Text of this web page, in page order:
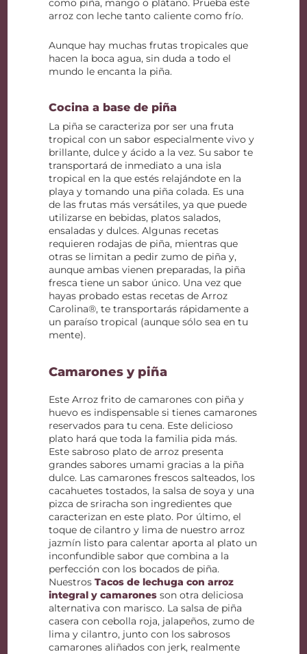
como piña, mango o plátano. Prueba este
arroz con leche tanto caliente como frío.
Aunque hay muchas frutas tropicales que
hacen la boca agua, sin duda a todo el
mundo le encanta la piña.
Cocina a base de piña
La piña se caracteriza por ser una fruta
tropical con un sabor especialmente vivo y
brillante, dulce y ácido a la vez. Su sabor te
transportará de inmediato a una isla
tropical en la que estés relajándote en la
playa y tomando una piña colada. Es una
de las frutas más versátiles, ya que puede
utilizarse en bebidas, platos salados,
ensaladas y dulces. Algunas recetas
requieren rodajas de piña, mientras que
otras se limitan a pedir zumo de piña y,
aunque ambas vienen preparadas, la piña
fresca tiene un sabor único. Una vez que
hayas probado estas recetas de Arroz
Carolina®, te transportarás rápidamente a
un paraíso tropical (aunque sólo sea en tu
mente).
Camarones y piña
Este Arroz frito de camarones con piña y
huevo es indispensable si tienes camarones
reservados para tu cena. Este delicioso
plato hará que toda la familia pida más.
Este sabroso plato de arroz presenta
grandes sabores umami gracias a la piña
dulce. Las camarones frescos salteados, los
cacahuetes tostados, la salsa de soya y una
pizca de sriracha son ingredientes que
caracterizan en este plato. Por último, el
toque de cilantro y lima de nuestro arroz
jazmín listo para calentar aporta al plato un
inconfundible sabor que combina a la
perfección con los bocados de piña.
NuestrosTacos de lechuga con arroz
integral y camarones son otra deliciosa
alternativa con marisco. La salsa de piña
casera con cebolla roja, jalapeños, zumo de
lima y cilantro, junto con los sabrosos
camarones aliñados con jerk, realmente